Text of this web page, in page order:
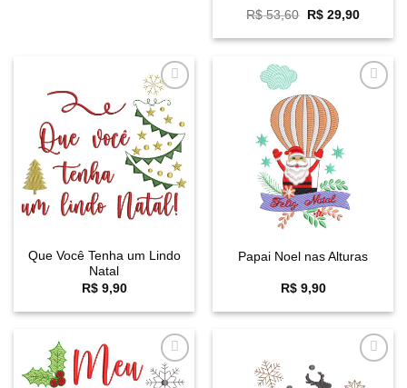
R$53,60
O
original
R$29,90O
atual
R$
Favoritar
Que Você Tenha um Lindo
Natal
R$9,90
Papai Noel nas Alturas
R$9,90
Favoritar